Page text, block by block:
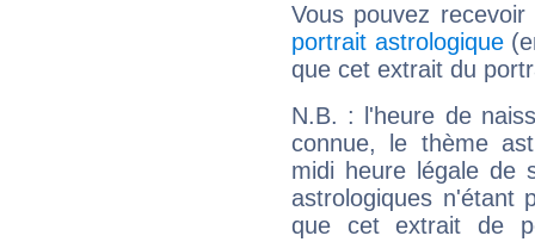
Vous pouvez
portrait astrologique
que cet extrait du
N.B. : l'heure de
connue, le thème
midi heure légale de
astrologiques n'étant
que cet extrait de